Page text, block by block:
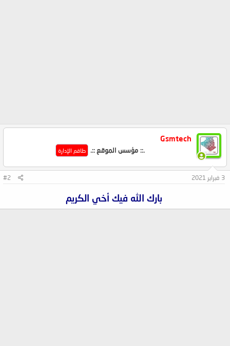
Gsmtech
.:: مؤسس الموقع ::. طاقم الإدارة
3 فبراير 2021 #2
بارك الله فيك أخي الكريم